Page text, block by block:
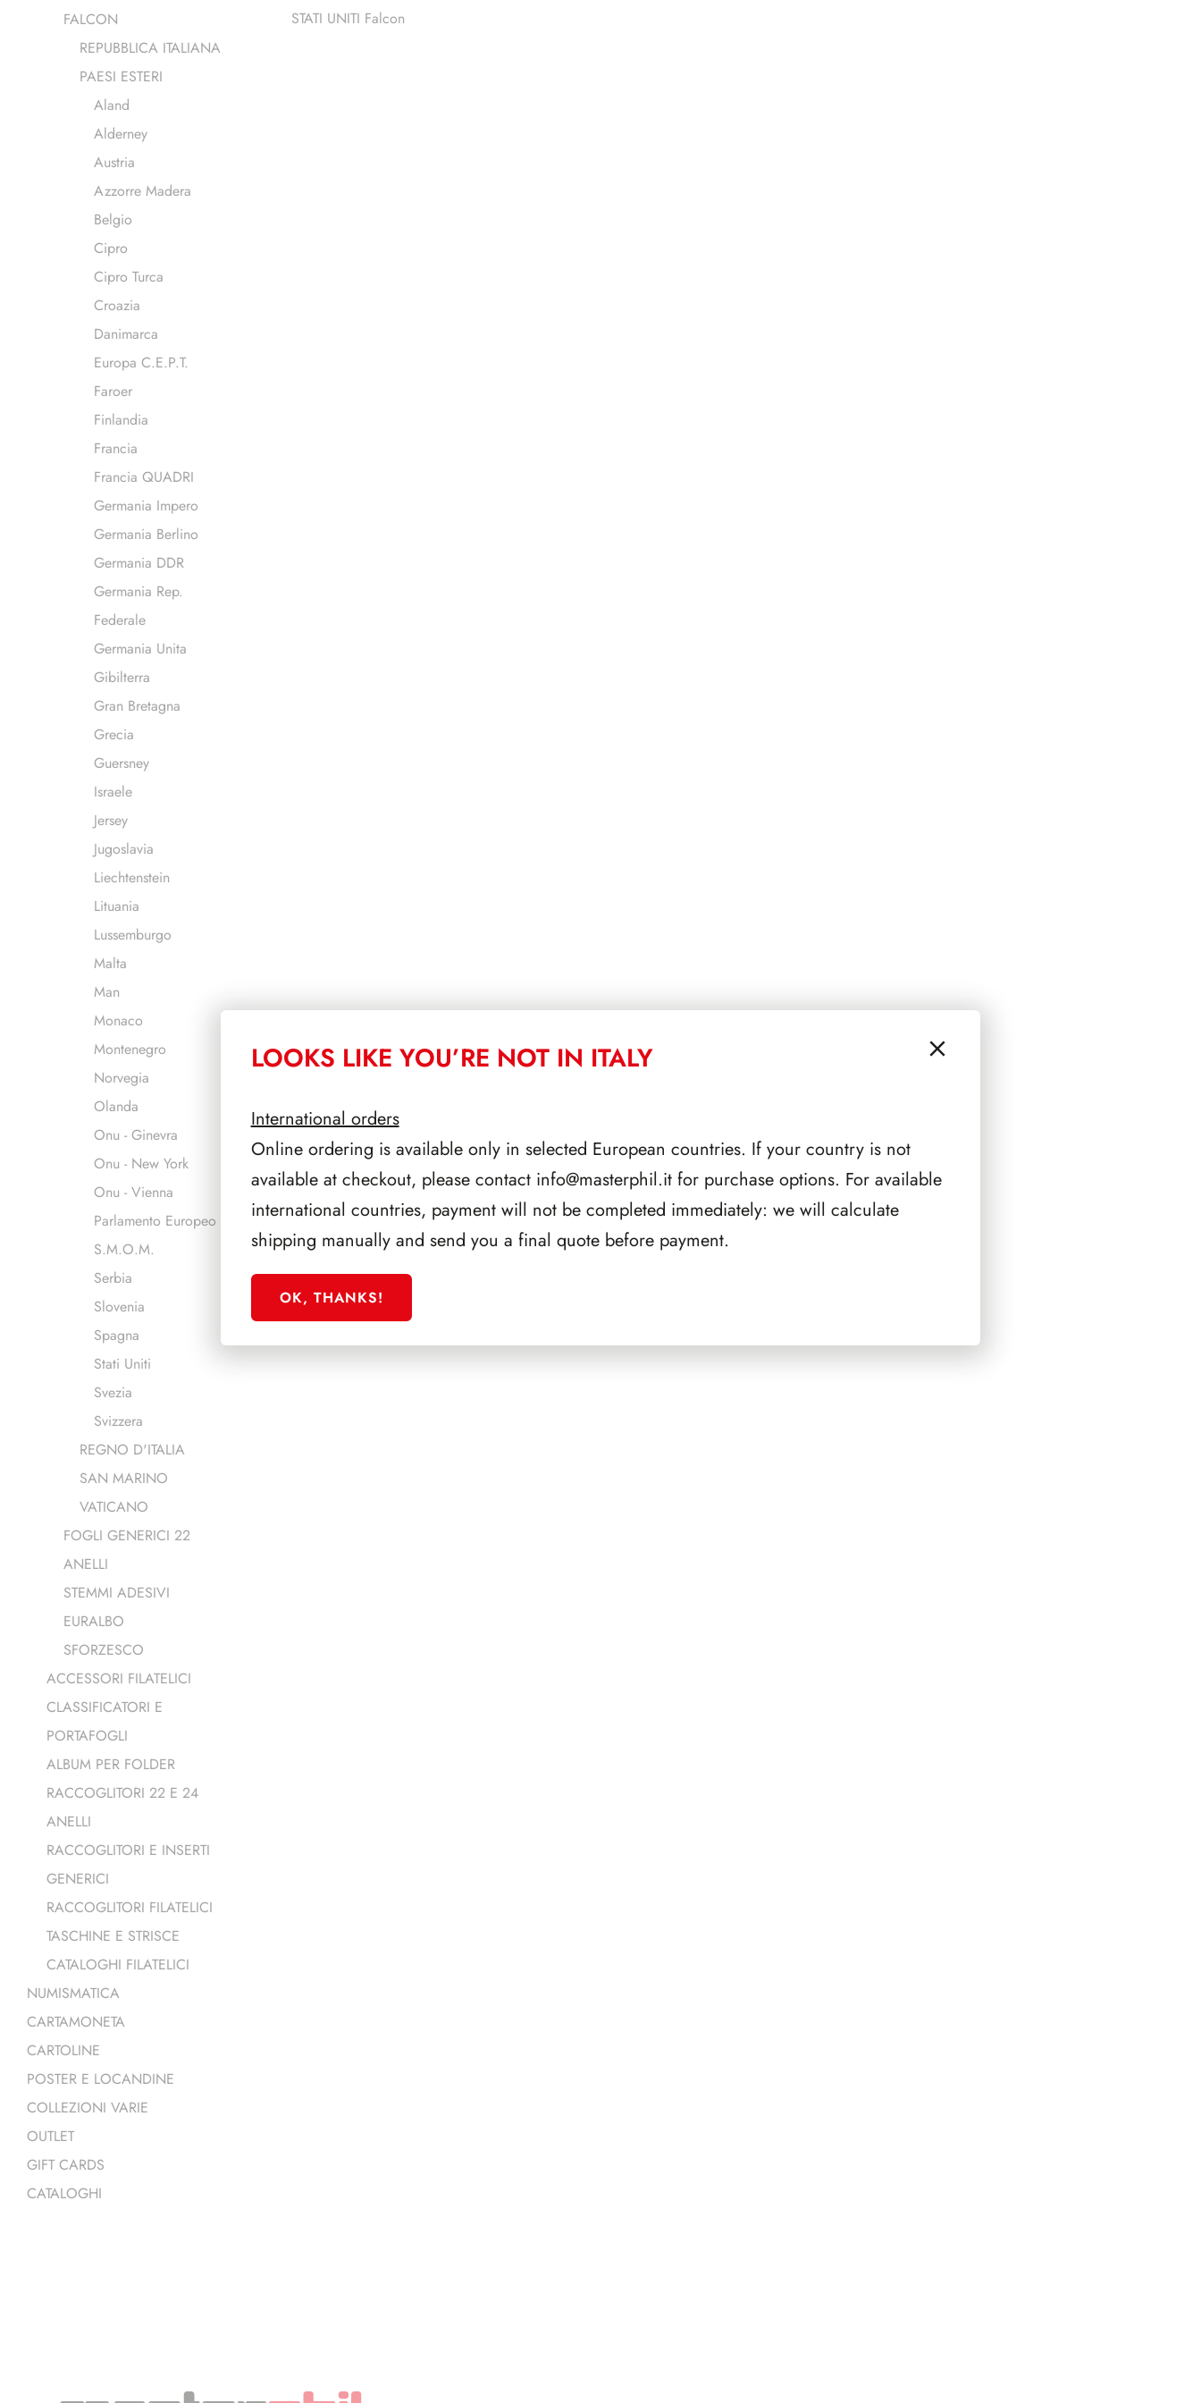
STATI UNITI Falcon
FALCON
REPUBBLICA ITALIANA
PAESI ESTERI
Aland
Alderney
Austria
Azzorre Madera
Belgio
Cipro
Cipro Turca
Croazia
Danimarca
Europa C.E.P.T.
Faroer
Finlandia
Francia
Francia QUADRI
Germania Impero
Germania Berlino
Germania DDR
Germania Rep.
Federale
Germania Unita
Gibilterra
Gran Bretagna
Grecia
Guersney
Israele
Jersey
Jugoslavia
Liechtenstein
Lituania
Lussemburgo
Malta
Man
Monaco
Montenegro
Norvegia
Olanda
Onu - Ginevra
Onu - New York
Onu - Vienna
Parlamento Europeo
S.M.O.M.
Serbia
Slovenia
Spagna
Stati Uniti
Svezia
Svizzera
REGNO D'ITALIA
SAN MARINO
VATICANO
FOGLI GENERICI 22
ANELLI
STEMMI ADESIVI
EURALBO
SFORZESCO
ACCESSORI FILATELICI
CLASSIFICATORI E
PORTAFOGLI
ALBUM PER FOLDER
RACCOGLITORI 22 E 24
ANELLI
RACCOGLITORI E INSERTI
GENERICI
RACCOGLITORI FILATELICI
TASCHINE E STRISCE
CATALOGHI FILATELICI
NUMISMATICA
CARTAMONETA
CARTOLINE
POSTER E LOCANDINE
COLLEZIONI VARIE
OUTLET
GIFT CARDS
CATALOGHI
LOOKS LIKE YOU’RE NOT IN ITALY
International orders
Online ordering is available only in selected European countries. If your country is not
available at checkout, please contact info@masterphil.itfor purchase options. For available
international countries, payment will not be completed immediately: we will calculate
shipping manually and send you a final quote before payment.
OK, THANKS!